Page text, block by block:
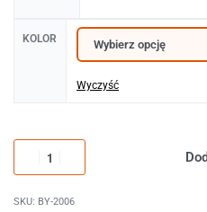
KOLOR
Wyczyść
BY-2006